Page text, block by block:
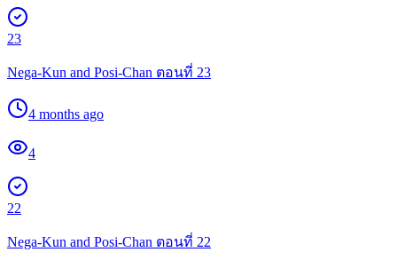
23
Nega-Kun and Posi-Chan ตอนที่ 23
4 months ago
4
22
Nega-Kun and Posi-Chan ตอนที่ 22